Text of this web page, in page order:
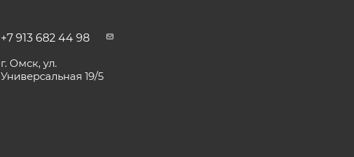
+7 913 682 44 98
г. Омск, ул.
Универсальная 19/5